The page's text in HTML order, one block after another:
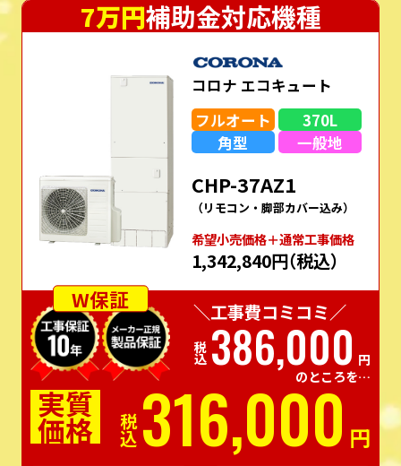
7万円補助金対応機種
コロナ エコキュート
フルオート
370L
角型
一般地
CHP-37AZ1
（リモコン・脚部カバー込み）
希望⼩売価格＋通常⼯事価格
1,342,840円（税込）
W保証
＼工事費コミコミ／
税込 386,000 円
のところを…
実質
価格 税込316,000 円